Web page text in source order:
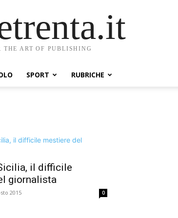
THE ART OF PUBLISHING
SPORT RUBRICHE
il difficile
giornalista
2015 0